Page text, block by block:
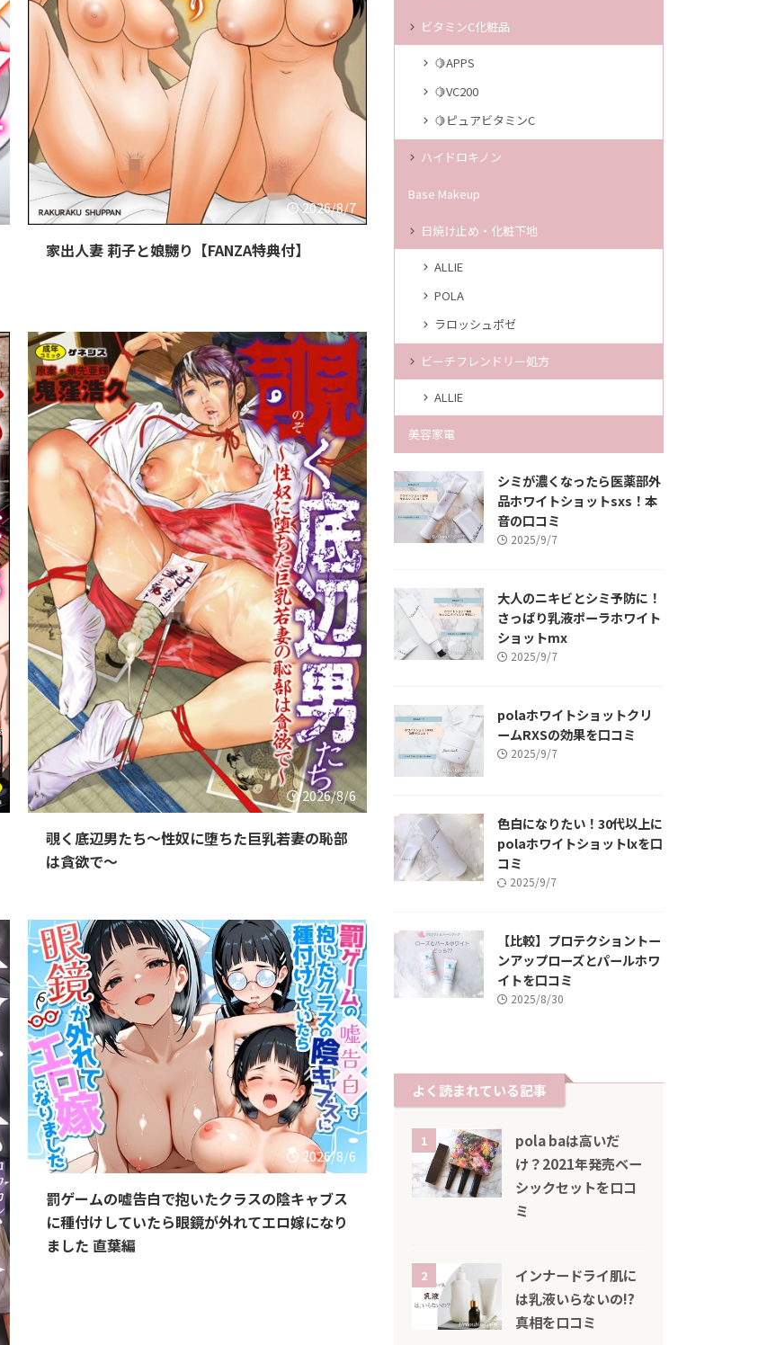
2026/8/7
家出人妻 莉子と娘嬲り【FANZA特典付】
2026/8/6
覗く底辺男たち〜性奴に堕ちた巨乳若妻の恥部
は貪欲で〜
2026/8/6
罰ゲームの嘘告白で抱いたクラスの陰キャブス
に種付けしていたら眼鏡が外れてエロ嫁になり
ました 直葉編
ビタミンC化粧品
🍋APPS
🍋VC200
🍋ピュアビタミンC
ハイドロキノン
Base Makeup
日焼け止め・化粧下地
ALLIE
POLA
ラロッシュポゼ
ビーチフレンドリー処方
ALLIE
美容家電
シミが濃くなったら医薬部外
品ホワイトショットsxs！本
音の口コミ
2025/9/7
大人のニキビとシミ予防に！
さっぱり乳液ポーラホワイト
ショットmx
2025/9/7
polaホワイトショットクリ
ームRXSの効果を口コミ
2025/9/7
色白になりたい！30代以上に
polaホワイトショットlxを口
コミ
2025/9/7
【比較】プロテクショントー
ンアップローズとパールホワ
イトを口コミ
2025/8/30
よく読まれている記事
1
pola baは高いだ
け？2021年発売ベー
シックセットを口コ
ミ
2
インナードライ肌に
は乳液いらないの!?
真相を口コミ